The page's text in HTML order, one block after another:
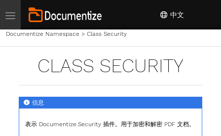
Toggle navigation 中文
Documentize Namespace > Class Security
CLASS SECURITY
信息
表示 Documentize.Security 插件。用于加密和解密 PDF 文档。